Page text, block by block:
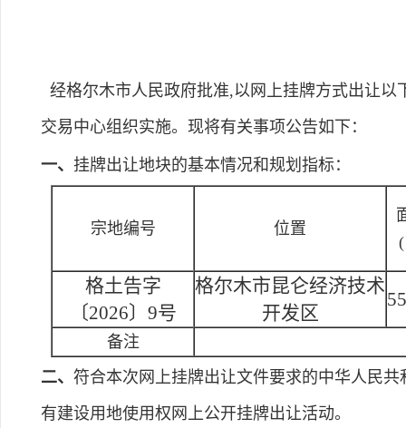
经格尔木市人民政府批准,以网上挂牌方式出让
交易中心组织实施。现将有关事项公告如下：
一、 挂牌出让地块的基本情况和规划指标：
宗地编号 位置
格土告字
〔2026〕9号
格尔木市昆仑经济技术
开发区
备注
二、 符合本次网上挂牌出让文件要求的中华人民
有建设用地使用权网上公开挂牌出让活动。